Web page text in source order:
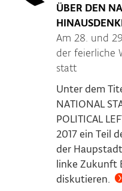
ÜBER DEN
Am 28. und
der feierliche
statt
Unter dem
NATIONAL
POLITICAL
2017 ein Teil
der
linke Zukunft
diskutieren.